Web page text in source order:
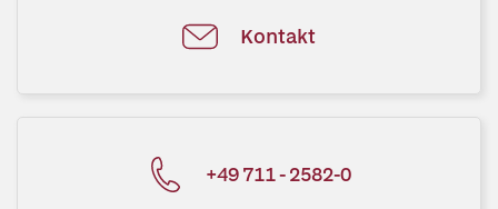
Kontakt
+49 711 - 2582-0